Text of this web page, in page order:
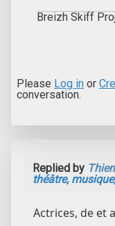
Breizh Skiff
Please Log in or
conversation.
Replied by
théâtre,
Actrices, de et